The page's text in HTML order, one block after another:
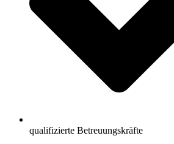
qualifizierte Betreuungskräfte